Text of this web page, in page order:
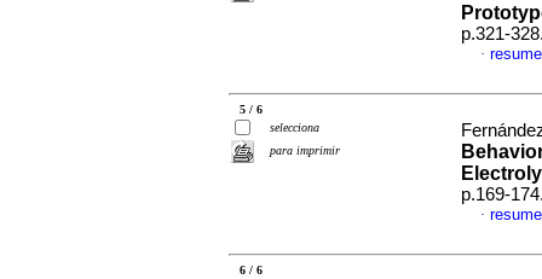
p.321-
·
5 / 6
selecciona
para imprimir
p.169-
·
6 / 6